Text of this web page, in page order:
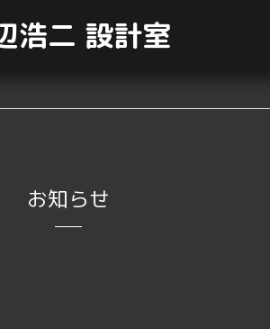
浩二 設計室
お知らせ